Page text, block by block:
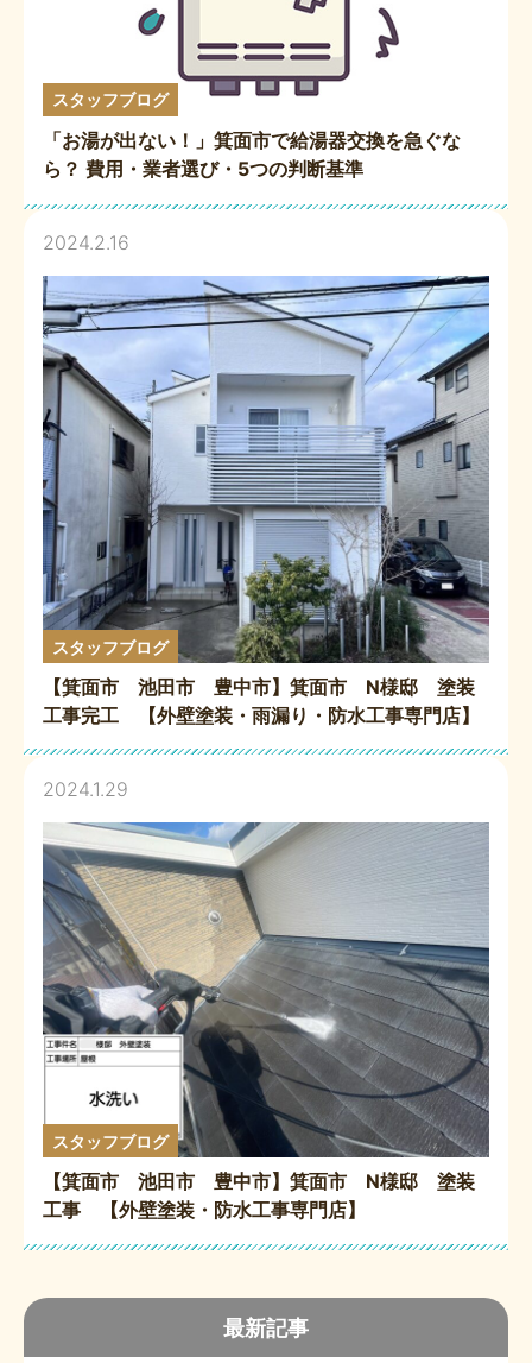
最新記事
スタッフブログ
「お湯が出ない！」箕面市で給湯器交換を急ぐな
ら？ 費用・業者選び・5つの判断基準
2024.2.16
スタッフブログ
【箕面市 池田市 豊中市】箕面市 N様邸 塗装
工事完工 【外壁塗装・雨漏り・防水工事専門店】
2024.1.29
スタッフブログ
【箕面市 池田市 豊中市】箕面市 N様邸 塗装
工事 【外壁塗装・防水工事専門店】